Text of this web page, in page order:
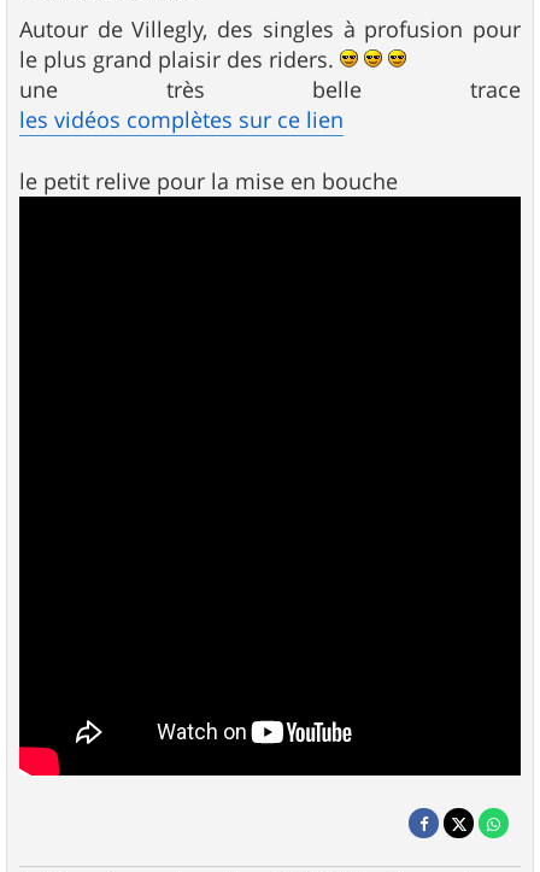
s
s
a
g
e
Autour de Villegly, des singles à profusion pour
le plus grand plaisir des riders.
une très belle trace
les vidéos complètes sur ce lien
le petit relive pour la mise en bouche